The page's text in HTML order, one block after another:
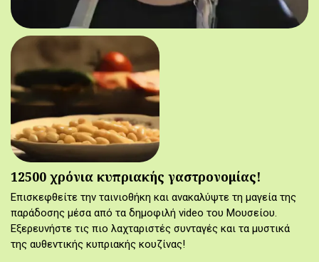
12500 χρόνια κυπριακής γαστρονομίας!
Επισκεφθείτε την ταινιοθήκη και ανακαλύψτε τη μαγεία της
παράδοσης μέσα από τα δημοφιλή video του Μουσείου.
Εξερευνήστε τις πιο λαχταριστές συνταγές και τα μυστικά
της αυθεντικής κυπριακής κουζίνας!